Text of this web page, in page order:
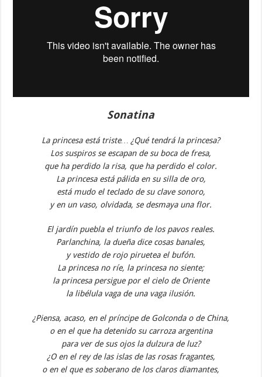
Sonatina
La princesa está triste… ¿Qué tendrá la princesa?
Los suspiros se escapan de su boca de fresa,
que ha perdido la risa, que ha perdido el color.
La princesa está pálida en su silla de oro,
está mudo el teclado de su clave sonoro,
y en un vaso, olvidada, se desmaya una flor.
El jardín puebla el triunfo de los pavos reales.
Parlanchina, la dueña dice cosas banales,
y vestido de rojo piruetea el bufón.
La princesa no ríe, la princesa no siente;
la princesa persigue por el cielo de Oriente
la libélula vaga de una vaga ilusión.
¿Piensa, acaso, en el príncipe de Golconda o de China,
o en el que ha detenido su carroza argentina
para ver de sus ojos la dulzura de luz?
¿O en el rey de las islas de las rosas fragantes,
o en el que es soberano de los claros diamantes,